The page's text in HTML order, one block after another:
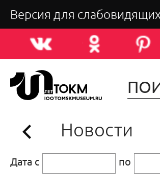
Версия для слабовидящих
Новости
Дата с по